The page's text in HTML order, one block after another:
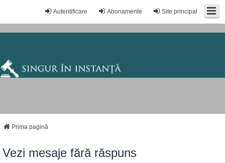
Site principal
Abonamente
Autentificare
Prima pagină
Vezi mesaje fără răspuns